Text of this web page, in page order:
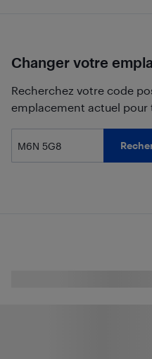
Changer votre
Recherchez votre code
emplacement actuel pour